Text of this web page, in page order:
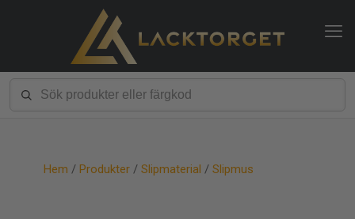
Hem / Produkter / Slipmaterial / Slipmus